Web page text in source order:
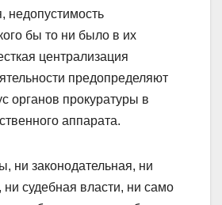
недопустимость
бы то ни было в их
централизация
предопределяют
органов прокуратуры в
аппарата.
ни законодательная, ни
ни судебная власти, ни само